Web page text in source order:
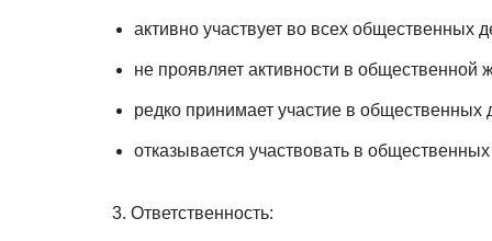
активно участвует во всех общественных
не проявляет активности в общественной
редко принимает участие в общественных
отказывается участвовать в
3. Ответственность: